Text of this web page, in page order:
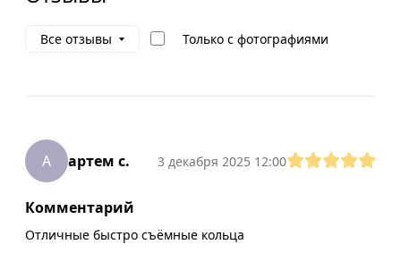
Все отзывы Только с фотографиями
А артем с. 3 декабря 2025 12:00
Комментарий
Отличные быстро съёмные кольца